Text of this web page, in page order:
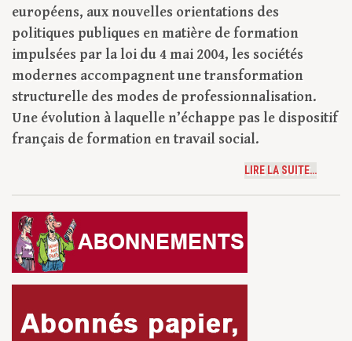
européens, aux nouvelles orientations des
politiques publiques en matière de formation
impulsées par la loi du 4 mai 2004, les sociétés
modernes accompagnent une transformation
structurelle des modes de professionnalisation.
Une évolution à laquelle n’échappe pas le dispositif
français de formation en travail social.
LIRE LA SUITE…